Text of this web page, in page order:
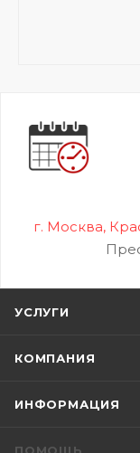
г. Москва,
УСЛУГИ
КОМПАНИЯ
ИНФОРМАЦИЯ